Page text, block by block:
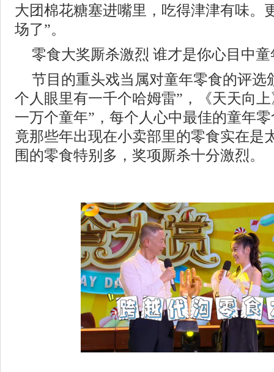
大团棉花糖塞进嘴里，吃得津津有味。
场了”。
零食大奖厮杀激烈 谁才是你心目中
节目的重头戏当属对童年零食的评选
个人眼里有一千个哈姆雷”，《天天向
一万个童年”，每个人心中最佳的童年
竟那些年出现在小卖部里的零食实在是
围的零食特别多，奖项厮杀十分激烈。